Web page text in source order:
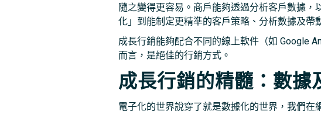
隨之變得更容易。商戶能夠透過分析客戶數據
化」到能制定更精準的客戶策略、分析數據及帶
成長行銷能夠配合不同的線上軟件（如 Google
而言，是絕佳的行銷方式。
成長行銷的精髓：數據
電子化的世界說穿了就是數據化的世界，我們在